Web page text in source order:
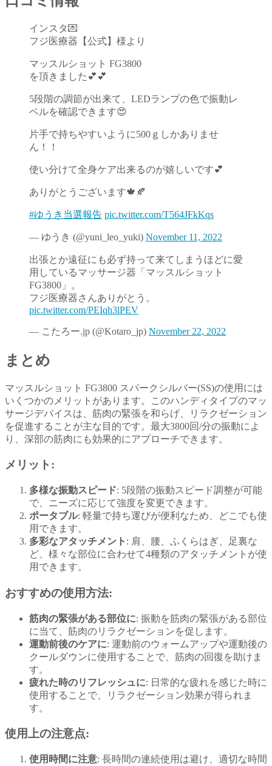
インスタ💌
フジ医療器【公式】様より
マッスルショット FG3800
を頂きました💕💕
5段階の調節が出来て、LEDランプの色で振動レ
ベルを確認できます😍
片手で持ちやすいように500ｇしかありませ
ん！！
使い分けて全身ケア出来るのが嬉しいです💕
ありがとうございます🍁🍂
#ゆうき当選報告 pic.twitter.com/T564JFkKqs
— ゆうき (@yuni_leo_yuki) November 11, 2022
出張とか遠征にも必ず持って来てしまうほどに愛
用しているマッサージ器「マッスルショット
FG3800」。
フジ医療器さんありがとう。
pic.twitter.com/PEIqh3lPEV
— こたろー.jp (@Kotaro_jp) November 22, 2022
まとめ
マッスルショット FG3800 スパークシルバー(SS)の使用には
いくつかのメリットがあります。このハンディタイプのマッ
サージデバイスは、筋肉の緊張を和らげ、リラクゼーション
を促進することが主な目的です。最大3800回/分の振動によ
り、深部の筋肉にも効果的にアプローチできます。
メリット:
多様な振動スピード: 5段階の振動スピード調整が可能
で、ニーズに応じて強度を変更できます。
ポータブル: 軽量で持ち運びが便利なため、どこでも使
用できます。
多彩なアタッチメント : 肩、腰、ふくらはぎ、足裏な
ど、様々な部位に合わせて4種類のアタッチメントが使
用できます。
おすすめの使用方法:
筋肉の緊張がある部位に: 振動を筋肉の緊張がある部位
に当て、筋肉のリラクゼーションを促します。
運動前後のケアに: 運動前のウォームアップや運動後の
クールダウンに使用することで、筋肉の回復を助けま
す。
疲れた時のリフレッシュに: 日常的な疲れを感じた時に
使用することで、リラクゼーション効果が得られま
す。
使用上の注意点:
使用時間に注意: 長時間の連続使用は避け、適切な時間